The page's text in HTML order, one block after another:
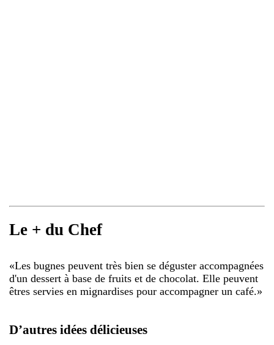
Le + du Chef
«Les bugnes peuvent très bien se déguster accompagnées
d'un dessert à base de fruits et de chocolat. Elle peuvent
êtres servies en mignardises pour accompagner un café.»
D’autres idées délicieuses